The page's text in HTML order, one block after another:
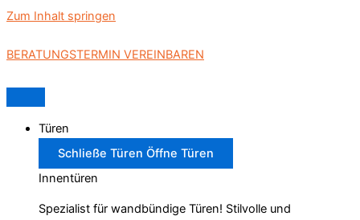
Zum Inhalt springen
BERATUNGSTERMIN VEREINBAREN
Türen
Schließe Türen Öffne Türen
Innentüren
Spezialist für wandbündige Türen! Stilvolle und